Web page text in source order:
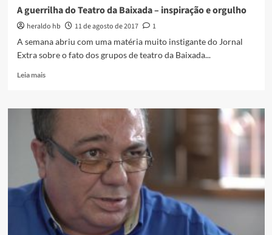
A guerrilha do Teatro da Baixada – inspiração e orgulho
heraldo hb 11 de agosto de 2017
1
A semana abriu com uma matéria muito instigante do Jornal
Extra sobre o fato dos grupos de teatro da Baixada...
Leia maisRead
A
Teatro
da
Baixada
–
inspiração
e
orgulho